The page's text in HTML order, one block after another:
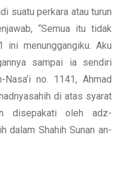
suatu perkara atau turun
“Semua itu tidak
ini menunggangiku. Aku
sampai ia sendiri
Nasa’i no. 1141, Ahmad
di atas syarat
disepakati oleh adz-
dalam Shahih Sunan an-